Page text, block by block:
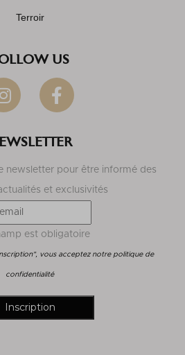
Terroir
US
newsletter pour être informé des
et exclusivités
est obligatoire
vous acceptez notre politique de
confidentialité